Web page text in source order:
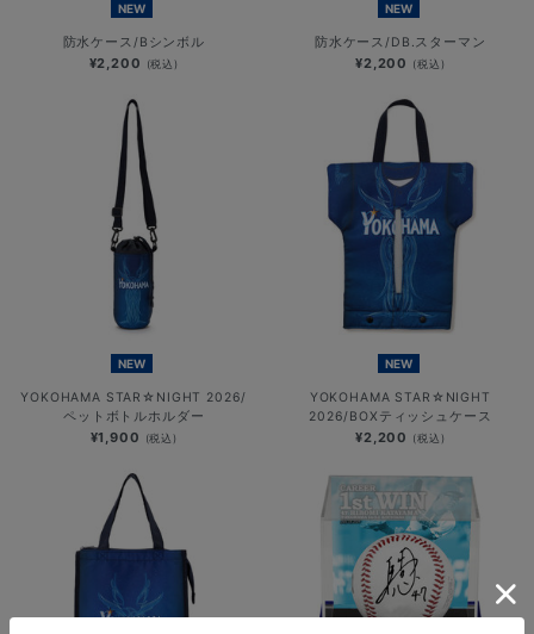
NEW
防水ケース/Bシンボル
¥2,200 (税込)
NEW
防水ケース/DB.スターマン
¥2,200 (税込)
NEW
YOKOHAMA STAR☆NIGHT 2026/
ペットボトルホルダー
¥1,900 (税込)
NEW
YOKOHAMA STAR☆NIGHT
2026/BOXティッシュケース
¥2,200 (税込)